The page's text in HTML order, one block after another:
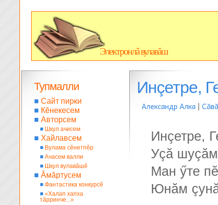
Электронлă вулавăш
Инçетре,
Александр Алка | Сăвă
Инçетре,
Уçă
Ман ӳте
Юнăм
Тупмалли
■ Сайт пирки
■ Кĕнекесем
■ Авторсем
■ Шкул ачисем
■ Хайлавсем
■ Вулама сĕнетпĕр
■ Ачасем валли
■ Шкул вулавăшĕ
■ Ăмăртусем
■ Фантастика конкурсĕ
■ «Халап хапха
тăрринче...»